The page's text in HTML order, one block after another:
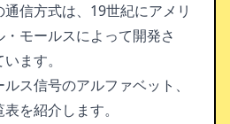
信方式は、19世紀にアメリ
モールスによって開発さ
ます。
ス信号のアルファベット、
を紹介します。